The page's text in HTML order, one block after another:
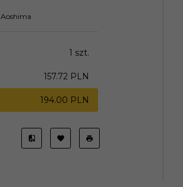
Aoshima
1 szt.
157.72 PLN
194.00 PLN